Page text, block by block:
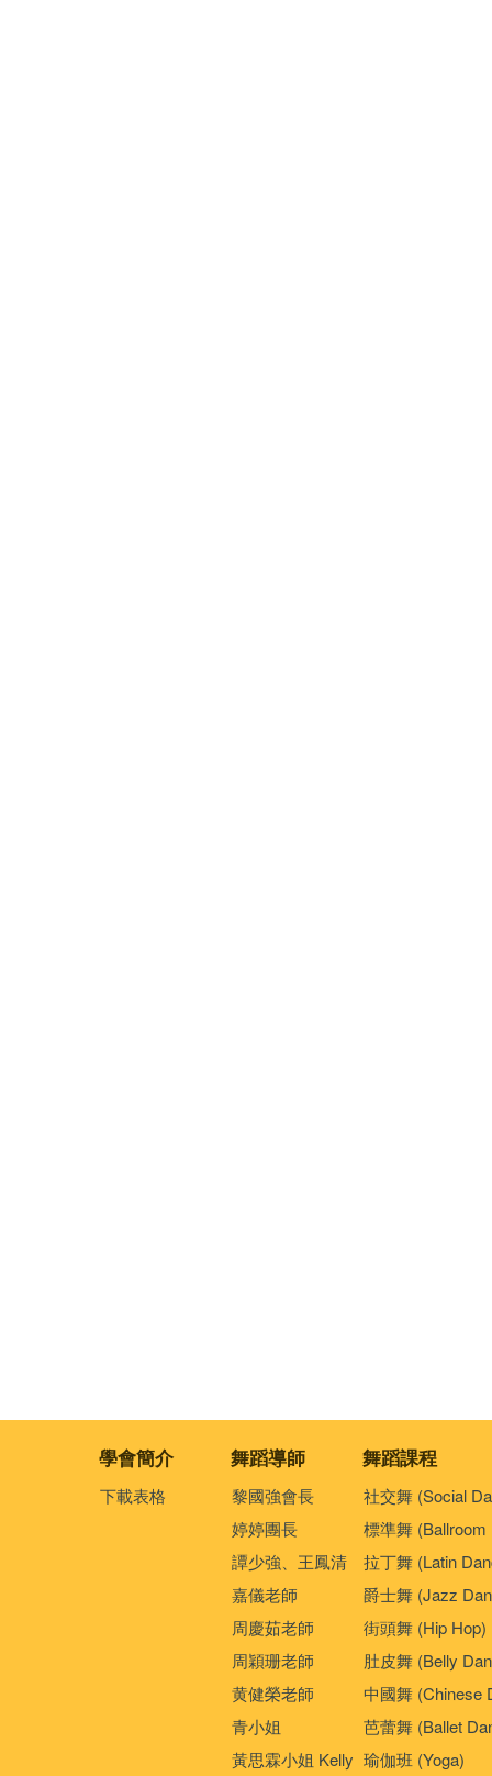
學會簡介 舞蹈導師 舞蹈課程
下載表格
黎國強會長
婷婷團長
譚少強、王鳳清
嘉儀老師
周慶茹老師
周穎珊老師
黄健榮老師
青小姐
黃思霖小姐 Kelly
社交舞 (Social
標準舞 (Ballroom
拉丁舞 (Latin
爵士舞 (Jazz
街頭舞 (Hip Hop)
肚皮舞 (Belly
中國舞 (Chinese
芭蕾舞 (Ballet
瑜伽班 (Yoga)